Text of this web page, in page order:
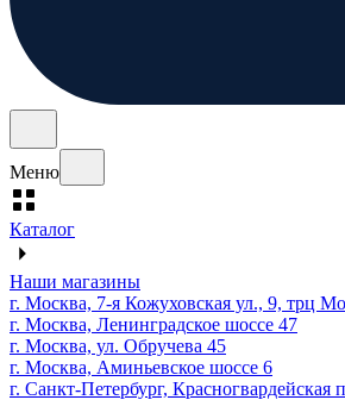
Меню
Каталог
Наши магазины
г. Москва, 7-я Кожуховская ул., 9, трц
г. Москва, Ленинградское шоссе 47
г. Москва, ул. Обручева 45
г. Москва, Аминьевское шоссе 6
г. Санкт-Петербург, Красногвардейская